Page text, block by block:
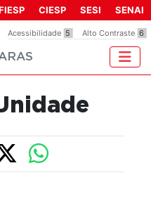
Acessibilidade 5 Alto Contraste 6
CIESP SESI SENAI